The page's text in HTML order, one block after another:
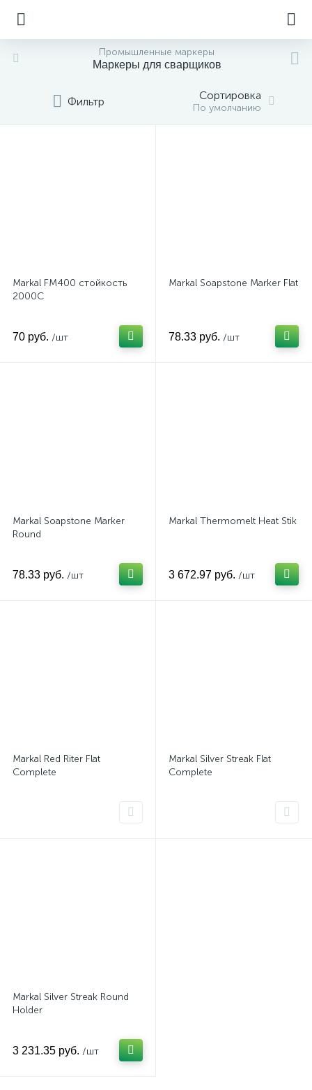
Промышленные маркеры
Маркеры для сварщиков
Фильтр Сортировка
По умолчанию
Markal FM400 стойкость
2000C
70 руб. /шт
Markal Soapstone Marker Flat
78.33 руб. /шт
Markal Soapstone Marker
Round
78.33 руб. /шт
Markal Thermomelt Heat Stik
3 672.97 руб. /шт
Markal Red Riter Flat
Complete
Markal Silver Streak Flat
Complete
Markal Silver Streak Round
Holder
3 231.35 руб. /шт